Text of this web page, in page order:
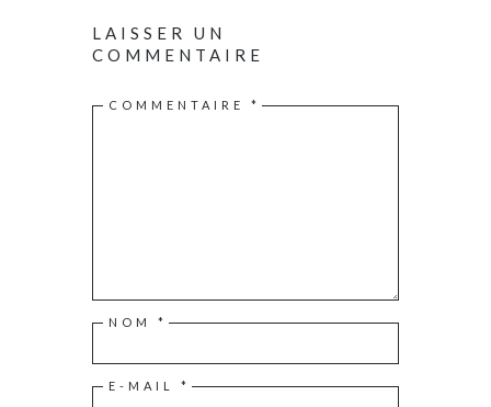
LAISSER UN
COMMENTAIRE
COMMENTAIRE *
NOM *
E-MAIL *